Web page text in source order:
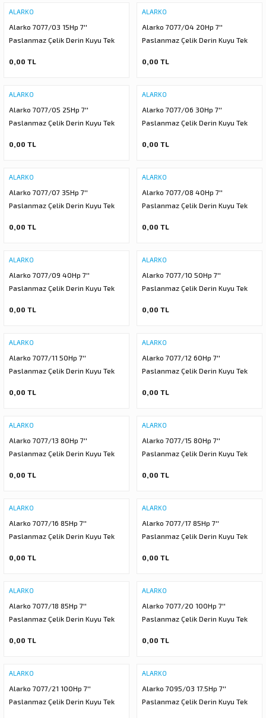
POMPA (MOTOR + POMPA)
(MOTOR+POMPA)
POMPA ( MOTOR + POMPA )
ALARKO
Alarko 7077/03 15Hp 7''
Paslanmaz Çelik Derin Kuyu Tek
Kademesi) ALK-KPS Serisi
0,00 TL
ALARKO
Alarko 7077/04 20Hp 7''
Paslanmaz Çelik Derin Kuyu Tek
Kademesi) ALK-KPS Serisi
0,00 TL
ALARKO
Alarko 7077/05 25Hp 7''
Paslanmaz Çelik Derin Kuyu Tek
Kademesi) ALK-KPS Serisi
0,00 TL
ALARKO
Alarko 7077/06 30Hp 7''
Paslanmaz Çelik Derin Kuyu Tek
Kademesi) ALK-KPS Serisi
0,00 TL
ALARKO
Alarko 7077/07 35Hp 7''
Paslanmaz Çelik Derin Kuyu Tek
Kademesi) ALK-KPS Serisi
0,00 TL
ALARKO
Alarko 7077/08 40Hp 7''
Paslanmaz Çelik Derin Kuyu Tek
Kademesi) ALK-KPS Serisi
0,00 TL
ALARKO
Alarko 7077/09 40Hp 7''
Paslanmaz Çelik Derin Kuyu Tek
Kademesi) ALK-KPS Serisi
0,00 TL
ALARKO
Alarko 7077/10 50Hp 7''
Paslanmaz Çelik Derin Kuyu Tek
Kademesi) ALK-KPS Serisi
0,00 TL
ALARKO
Alarko 7077/11 50Hp 7''
Paslanmaz Çelik Derin Kuyu Tek
Kademesi) ALK-KPS Serisi
0,00 TL
ALARKO
Alarko 7077/12 60Hp 7''
Paslanmaz Çelik Derin Kuyu Tek
Kademesi) ALK-KPS Serisi
0,00 TL
ALARKO
Alarko 7077/13 80Hp 7''
Paslanmaz Çelik Derin Kuyu Tek
Kademesi) ALK-KPS Serisi
0,00 TL
ALARKO
Alarko 7077/15 80Hp 7''
Paslanmaz Çelik Derin Kuyu Tek
Kademesi) ALK-KPS Serisi
0,00 TL
ALARKO
Alarko 7077/16 85Hp 7''
Paslanmaz Çelik Derin Kuyu Tek
Kademesi) ALK-KPS Serisi
0,00 TL
ALARKO
Alarko 7077/17 85Hp 7''
Paslanmaz Çelik Derin Kuyu Tek
Kademesi) ALK-KPS Serisi
0,00 TL
ALARKO
Alarko 7077/18 85Hp 7''
Paslanmaz Çelik Derin Kuyu Tek
Kademesi) ALK-KPS Serisi
0,00 TL
ALARKO
Alarko 7077/20 100Hp 7''
Paslanmaz Çelik Derin Kuyu Tek
Kademesi) ALK-KPS Serisi
0,00 TL
ALARKO
Alarko 7077/21 100Hp 7''
Paslanmaz Çelik Derin Kuyu Tek
ALARKO
Alarko 7095/03 17.5Hp 7''
Paslanmaz Çelik Derin Kuyu Tek